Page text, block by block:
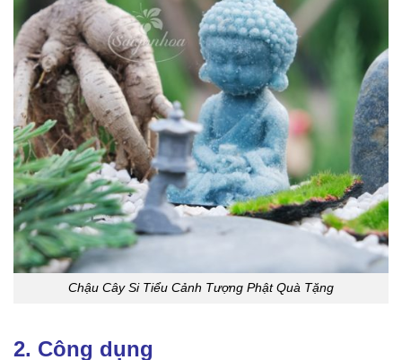
Chậu Cây Si Tiểu Cảnh Tượng Phật Quà Tặng
2. Công dụng